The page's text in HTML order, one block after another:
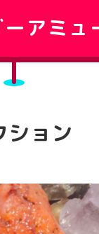
ーアミ
ション